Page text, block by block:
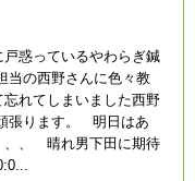
惑っているやわらぎ鍼
当の西野さんに色々教
れてしまいました西野
張ります。 明日はあ
、、 晴れ男下田に期待